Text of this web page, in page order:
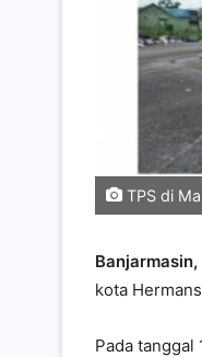
TPS di
Banjarmasin,
kota
Pada